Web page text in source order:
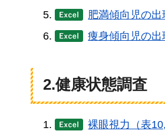
肥満傾向児の出
痩身傾向児の出
2.健康状態調査
裸眼視力（表